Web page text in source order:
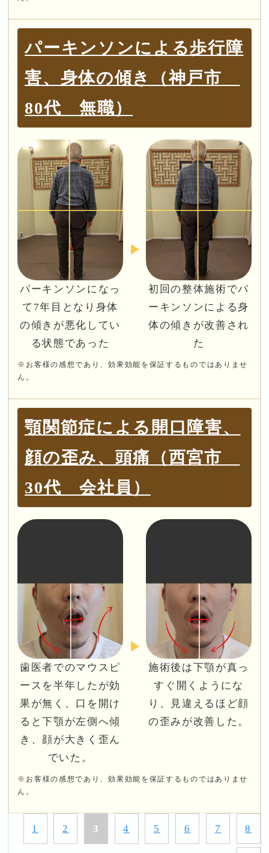
パーキンソンによる歩行障
害、身体の傾き（神戸市
80代 無職）
パーキンソンになっ
て7年目となり身体
の傾きが悪化してい
る状態であった
初回の整体施術でパ
ーキンソンによる身
体の傾きが改善され
た
※お客様の感想であり、効果効能を保証するものではありませ
ん。
顎関節症による開口障害、
顔の歪み、頭痛（西宮市
30代 会社員）
歯医者でのマウスピ
ースを半年したが効
果が無く、口を開け
ると下顎が左側へ傾
き、顔が大きく歪ん
でいた。
施術後は下顎が真っ
すぐ開くようにな
り、見違えるほど顔
の歪みが改善した。
※お客様の感想であり、効果効能を保証するものではありませ
ん。
1 2 3 4 5 6 7 8